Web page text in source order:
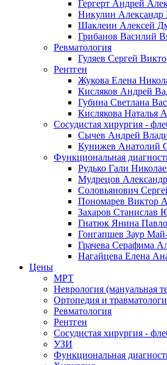
Гергерт Андрей
Никулин Александр
Шаклеин Алексей
Грибанов Василий
Ревматология
Гуляев Сергей
Рентген
Жукова Елена
Кисляков Андрей
Губина Светлана
Кислякова Наталья
Сосудистая хирургия -
Сычев Андрей
Кунижев Анатолий
Функциональная
Рудько Гали
Мудрецов
Соловьянович
Пономарев Виктор
Захаров Станислав
Гнатюк Янина
Гонгапшев Заур
Грачева Серафима
Нагайцева Елена
Цены
МРТ
Неврология (мануальная
Ортопедия и
Ревматология
Рентген
Сосудистая хирургия -
УЗИ
Функциональная